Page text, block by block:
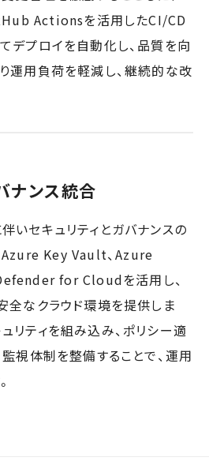
Actionsを活用したCI/CD
デプロイを自動化し、品質を向
運用負荷を軽減し、継続的な改
ナンス統合
いセキュリティとガバナンスの
Azure Key Vault、Azure
for Cloudを活用し、
全なクラウド環境を提供しま
リティを組み込み、ポリシー適
監視体制を整備することで、運用